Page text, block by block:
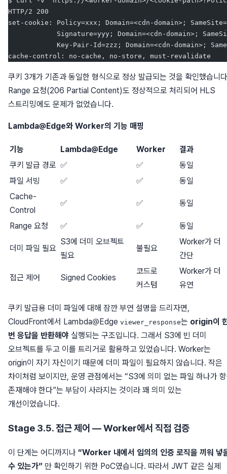
HTTP/2 200
set-cookie: Policy=xxx; Domain=<cdn-domain>;
Signature=yyy; Domain=<cdn-domain>;
Key-Pair-Id=zzz; Domain=<cdn-domain>;
cache-control: no-cache, no-store, must-revalidate
쿠키 3개가 기존과 동일한 형식으로 정상 발급되는 것을 확인했습니
Range 요청(206 Partial Content)도 정상적으로 처리되어 HLS
스트리밍에도 문제가 없었습니다.
Lambda@Edge와 Worker의 기능 매핑
기능 Lambda@Edge Worker
결과
쿠키 발급 경로 ✅ ✅
동일
파일 서빙
✅ ✅
동일
Cache-
Control
✅ ✅ 동일
Range 요청 ✅ ✅ 동일
더미 파일 필요
S3에 더미 오브젝트
필요
불필요
Worker가 더
간단
접근 제어 Signed Cookies
코드로
커스텀
Worker가 더
유연
쿠키 발급용 더미 파일에 대해 잠깐 부연 설명을 드리자면,
CloudFront에서 Lambda@Edge viewer_response는 origin이
번 응답을 반환해야 실행되는 구조입니다. 그래서 S3에 빈 더미
오브젝트를 두고 이를 트리거로 활용하고 있었습니다. Worker는
origin이 자기 자신이기 때문에 더미 파일이 필요하지 않습니다. 작은
차이처럼 보이지만, 운영 관점에서는 “S3에 의미 없는 파일 하나가
존재해야 한다”는 부담이 사라지는 것이라 꽤 의미 있는
개선이었습니다.
Stage 3.5. 접근 제어 — Worker에서 직접 검증
이 단계는 어디까지나 “Worker 내에서 임의의 인증 로직을 끼워 넣
수 있는가” 만 확인하기 위한 PoC였습니다. 따라서 JWT 같은 실제